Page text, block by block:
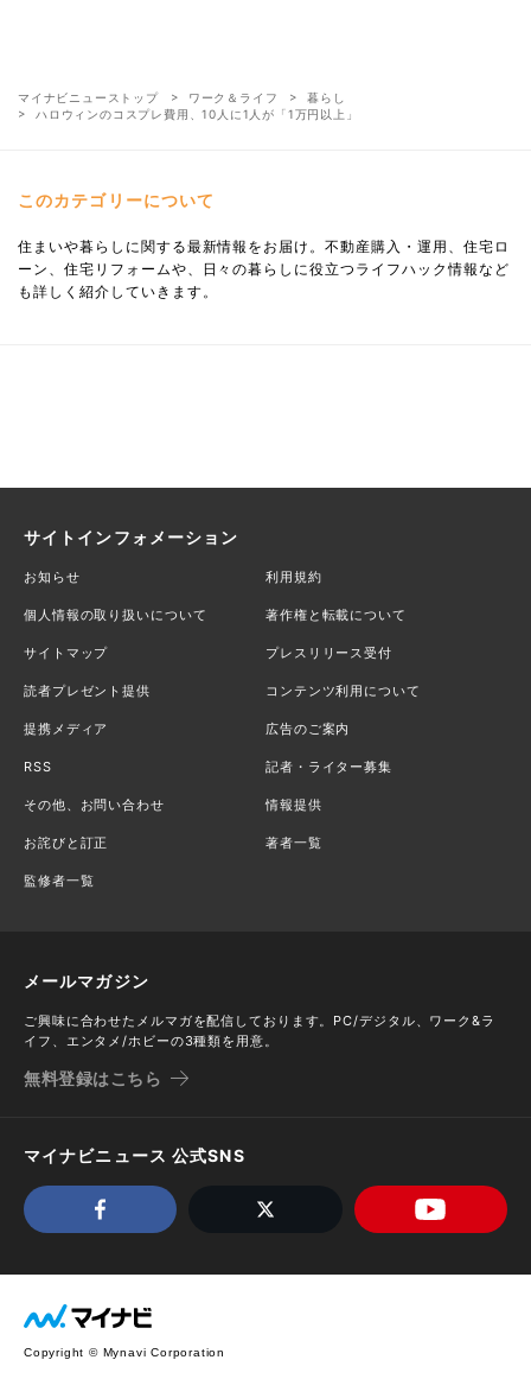
マイナビニューストップ ワーク＆ライフ
暮らし
ハロウィンのコスプレ費用、10人に1人が「1万円以上」
このカテゴリーについて
住まいや暮らしに関する最新情報をお届け。不動産購入・運用、住宅ロ
ーン、住宅リフォームや、日々の暮らしに役立つライフハック情報など
も詳しく紹介していきます。
サイトインフォメーション
お知らせ 利用規約
個人情報の取り扱いについて 著作権と転載について
サイトマップ プレスリリース受付
読者プレゼント提供 コンテンツ利用について
提携メディア 広告のご案内
RSS 記者・ライター募集
その他、お問い合わせ 情報提供
お詫びと訂正 著者一覧
監修者一覧
メールマガジン
ご興味に合わせたメルマガを配信しております。PC/デジタル、ワーク&ラ
イフ、エンタメ/ホビーの3種類を用意。
無料登録はこちら
マイナビニュース 公式SNS
Copyright © Mynavi Corporation